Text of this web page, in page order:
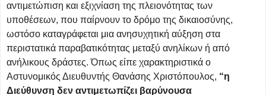
αντιμετώπιση και εξιχνίαση της πλειονότητας των
υποθέσεων, που παίρνουν το δρόμο της δικαιοσύνης,
ωστόσο καταγράφεται μια ανησυχητική αύξηση στα
περιστατικά παραβατικότητας μεταξύ ανηλίκων ή από
ανήλικους δράστες. Όπως είπε χαρακτηριστικά ο
Αστυνομικός Διευθυντής Θανάσης Χριστόπουλος, “η
Διεύθυνση δεν αντιμετωπίζει βαρύνουσα